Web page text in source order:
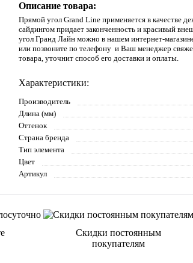
Описание товара:
Прямой угол Grand Line применяется в качестве
сайдингом придает законченность и красивый
угол Гранд Лайн можно в нашем интернет-
или позвоните по телефону и Ваш менеджер
товара, уточнит способ его доставки и оплаты.
Характеристики:
Производитель
Длина (мм)
Оттенок
Страна бренда
Тип элемента
Цвет
Артикул
Скидки постоянным
покупателям